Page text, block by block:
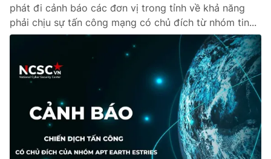
phát đi cảnh báo các đơn vị trong tỉnh về khả năng
phải chịu sự tấn công mạng có chủ đích từ nhóm tin...